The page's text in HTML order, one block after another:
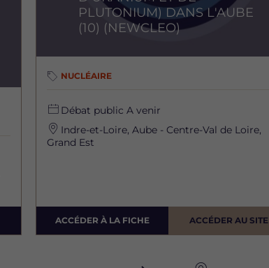
PLUTONIUM) DANS L'AUBE
(10) (NEWCLEO)
NUCLÉAIRE
Débat public A venir
Indre-et-Loire, Aube - Centre-Val de Loire,
Grand Est
ACCÉDER À LA FICHE ACCÉDER AU SITE